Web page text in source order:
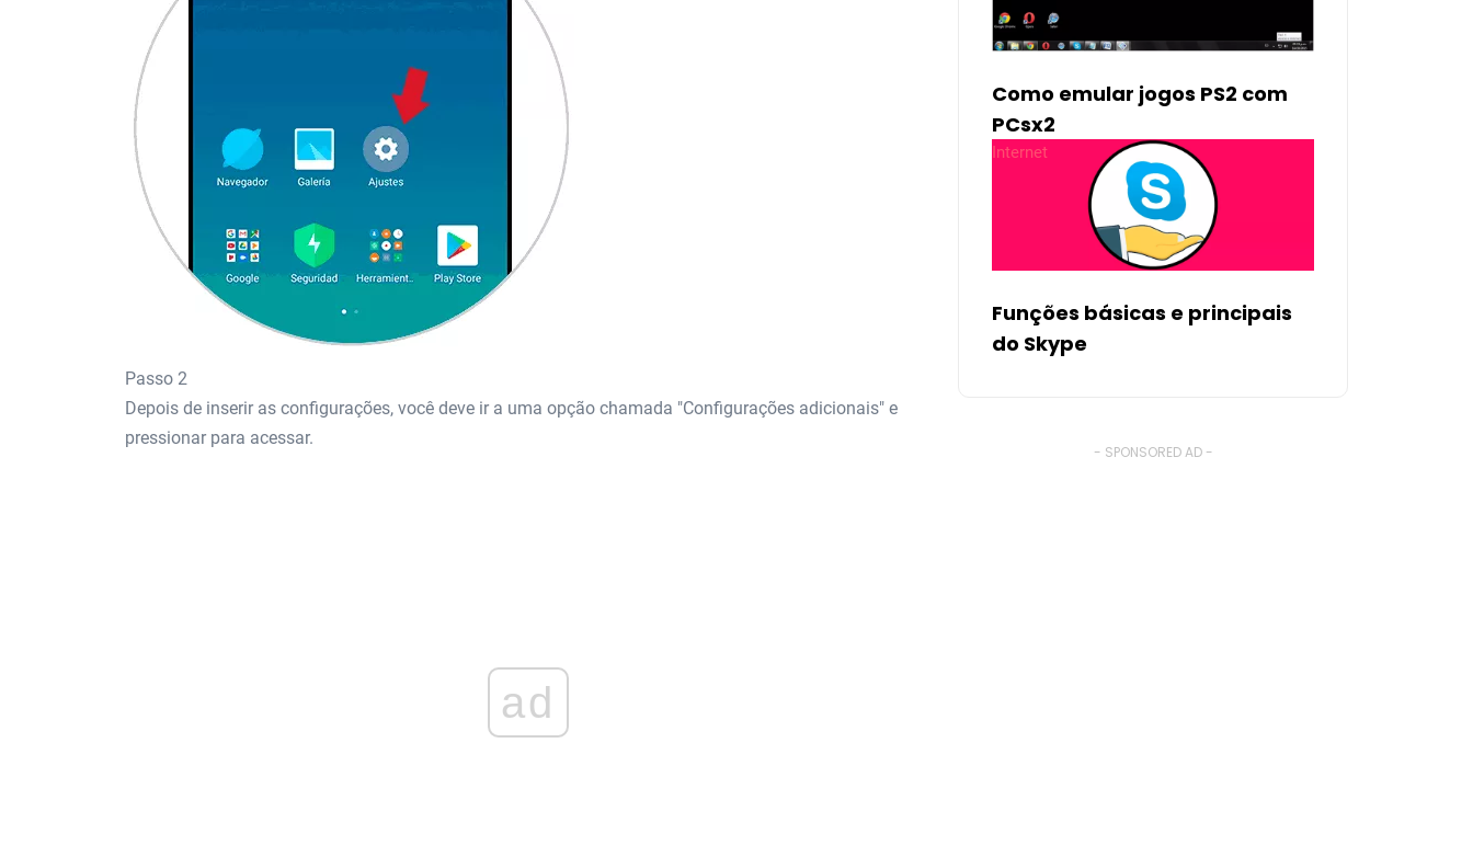
Passo 2
Depois de inserir as configurações, você deve ir a uma opção chamada "Configurações adicionais" e
pressionar para acessar.
ad
Como emular jogos PS2 com
PCsx2
Internet
Funções básicas e principais
do Skype
- SPONSORED AD -